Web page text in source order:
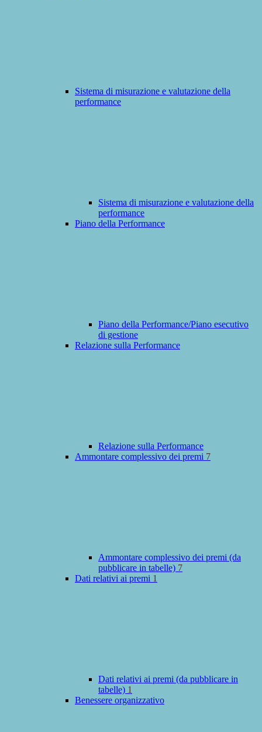
Sistema di misurazione e valutazione della
performance
Sistema di misurazione e valutazione della
performance
Piano della Performance
Piano della Performance/Piano esecutivo
di gestione
Relazione sulla Performance
Relazione sulla Performance
Ammontare complessivo dei premi 7
Ammontare complessivo dei premi (da
pubblicare in tabelle) 7
Dati relativi ai premi 1
Dati relativi ai premi (da pubblicare in
tabelle) 1
Benessere organizzativo